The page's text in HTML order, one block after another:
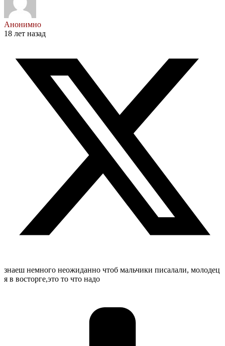
Анонимно
18 лет назад
знаеш немного неожиданно чтоб мальчики писалали, молодец
я в восторге,это то что надо